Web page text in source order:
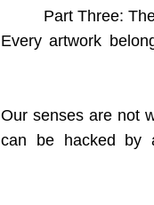
Part Three:
Every artwork
Our senses are not
can be hacked by